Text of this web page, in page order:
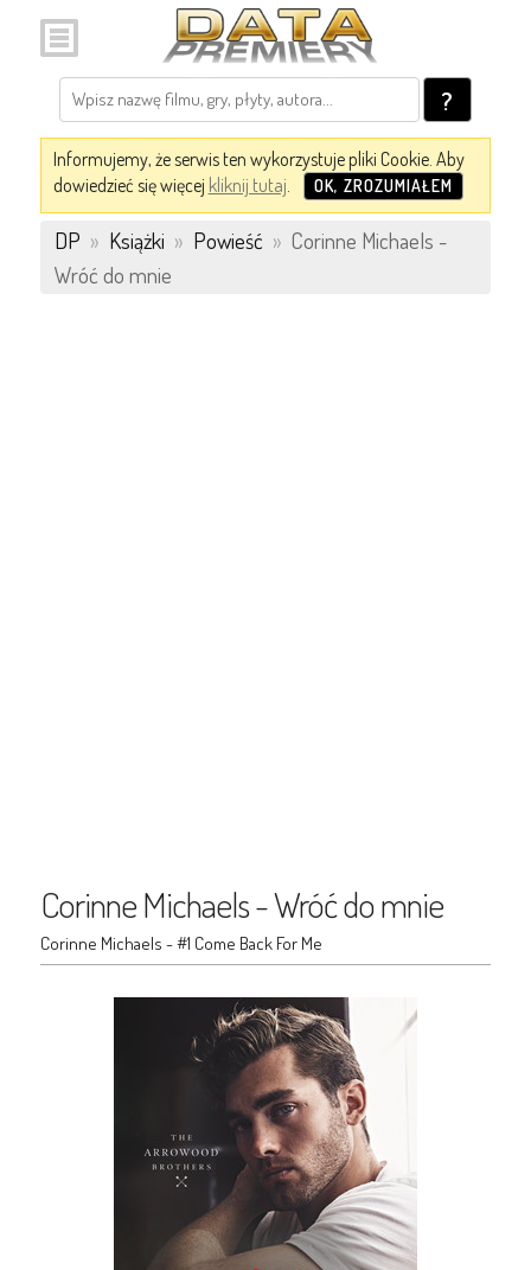
?
Informujemy, że serwis ten wykorzystuje pliki Cookie. Aby
dowiedzieć się więcej kliknij tutaj. OK, ZROZUMIAŁEM
DP » Książki » Powieść » Corinne Michaels -
Wróć do mnie
Corinne Michaels - Wróć do mnie
Corinne Michaels - #1 Come Back For Me